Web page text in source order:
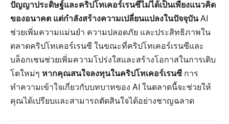
ปัญญาประดิษฐ์และคริปโทเคอร์เรนซีไม่ได้เป็นเพียงแนวคิด
ของอนาคต แต่กำลังสร้างความเปลี่ยนแปลงในปัจจุบันAI
ช่วยเพิ่มความแม่นยำ ความปลอดภัย และประสิทธิภาพใน
ตลาดคริปโทเคอร์เรนซี ในขณะที่คริปโทเคอร์เรนซีและ
บล็อกเชนช่วยเพิ่มความโปร่งใสและสร้างโอกาสในการเติบ
โตใหม่ๆ หากคุณสนใจลงทุนในคริปโทเคอร์เรนซี การ
ทำความเข้าใจเกี่ยวกับบทบาทของ AI ในตลาดนี้จะช่วยให้
คุณได้เปรียบและสามารถตัดสินใจได้อย่างชาญฉลาด